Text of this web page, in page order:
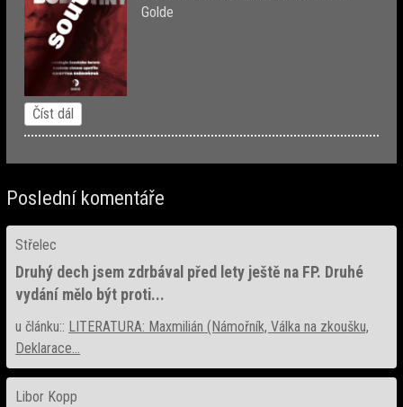
Golde
Číst dál
Poslední komentáře
Střelec
Druhý dech jsem zdrbával před lety ještě na FP. Druhé
vydání mělo být proti...
u článku:: LITERATURA: Maxmilián (Námořník, Válka na zkoušku,
Deklarace...
Libor Kopp